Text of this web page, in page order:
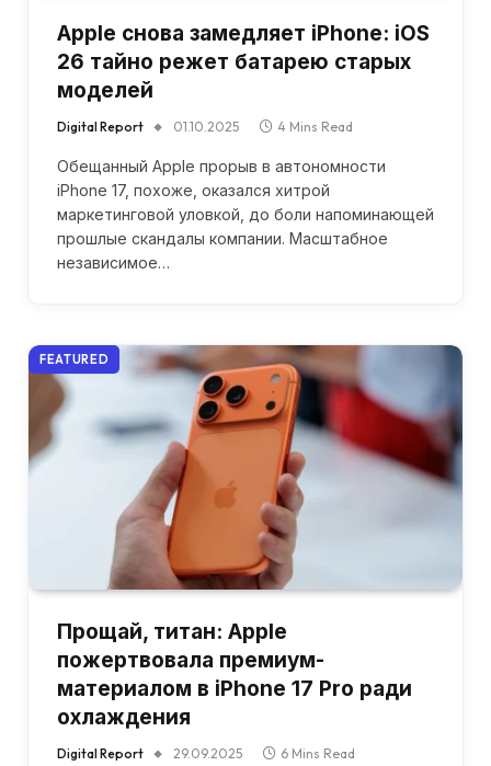
Apple снова замедляет iPhone: iOS
26 тайно режет батарею старых
моделей
Digital Report 01.10.2025 4 Mins Read
Обещанный Apple прорыв в автономности
iPhone 17, похоже, оказался хитрой
маркетинговой уловкой, до боли напоминающей
прошлые скандалы компании. Масштабное
независимое…
FEATURED
Прощай, титан: Apple
пожертвовала премиум-
материалом в iPhone 17 Pro ради
охлаждения
Digital Report 29.09.2025 6 Mins Read